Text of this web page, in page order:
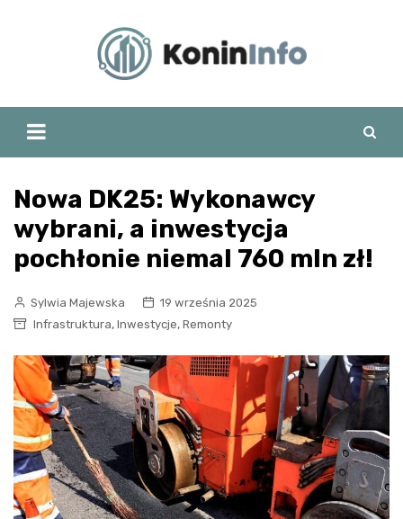
Nowa DK25: Wykonawcy
wybrani, a inwestycja
pochłonie niemal 760 mln zł!
Sylwia Majewska
19 września 2025
Infrastruktura, Inwestycje, Remonty